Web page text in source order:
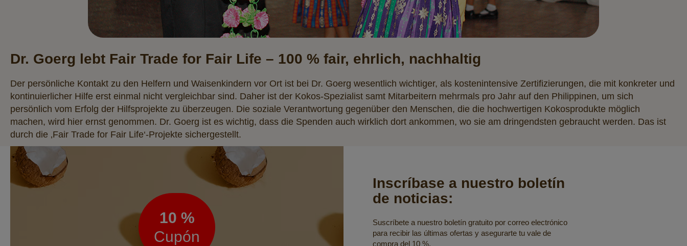
Dr. Goerg lebt Fair Trade for Fair Life – 100 % fair, ehrlich, nachhaltig
Der persönliche Kontakt zu den Helfern und Waisenkindern vor Ort ist bei Dr. Goerg wesentlich wichtiger, als kostenintensive Zertifizierungen, die mit konkreter und
kontinuierlicher Hilfe erst einmal nicht vergleichbar sind. Daher ist der Kokos-Spezialist samt Mitarbeitern mehrmals pro Jahr auf den Philippinen, um sich
persönlich vom Erfolg der Hilfsprojekte zu überzeugen. Die soziale Verantwortung gegenüber den Menschen, die die hochwertigen Kokosprodukte möglich
machen, wird hier ernst genommen. Dr. Goerg ist es wichtig, dass die Spenden auch wirklich dort ankommen, wo sie am dringendsten gebraucht werden. Das ist
durch die ‚Fair Trade for Fair Life‘-Projekte sichergestellt.
Boletín
noticias
10 %
Cupón
Inscríbase a nuestro boletín
de noticias:
Suscríbete a nuestro boletín gratuito por correo electrónico
para recibir las últimas ofertas y asegurarte tu vale de
compra del 10 %.